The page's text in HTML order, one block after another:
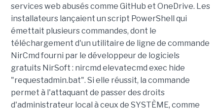
services web abusés comme GitHub et OneDrive. Les
installateurs lançaient un script PowerShell qui
émettait plusieurs commandes, dont le
téléchargement d'un utilitaire de ligne de commande
NirCmd fourni par le développeur de logiciels
gratuits NirSoft : nircmd elevatecmd exec hide
"requestadmin.bat". Si elle réussit, la commande
permet à l'attaquant de passer des droits
d'administrateur local à ceux de SYSTÈME, comme